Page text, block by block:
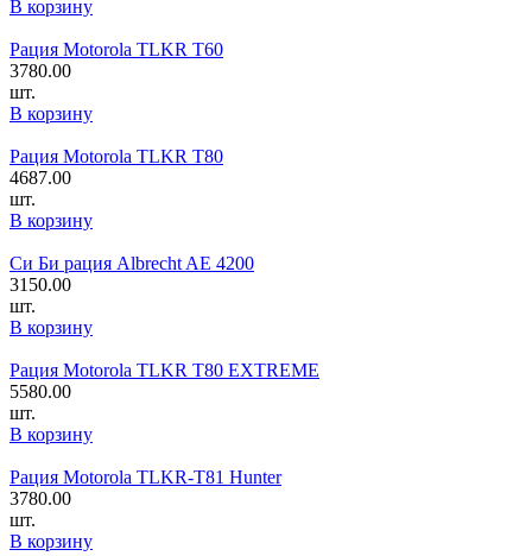
В корзину
Рация Motorola TLKR T60
3780.00
шт.
В корзину
Рация Motorola TLKR T80
4687.00
шт.
В корзину
Си Би рация Albrecht AE 4200
3150.00
шт.
В корзину
Рация Motorola TLKR T80 EXTREME
5580.00
шт.
В корзину
Рация Motorola TLKR-T81 Hunter
3780.00
шт.
В корзину